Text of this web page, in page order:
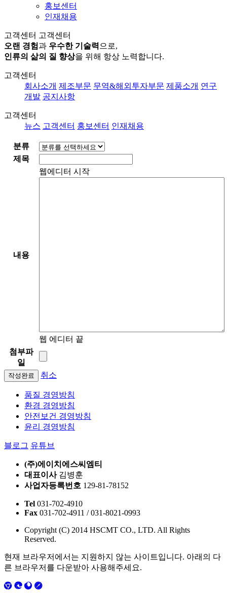
홍보센터
인재채용
고객센터 고객센터
오랜 경험과 우수한 기술력 으로,
인류의 삶의 질 향상을 위해 항상 노력합니다.
고객센터
회사소개 제조부문 무역&해외투자부문 제품소개 연구
개발 공지사항
고객센터
뉴스 고객센터 홍보센터 인재채용
분류
제목
내용
웹에디터 시작
웹 에디터 끝
첨부파
일
취소
품질 경영방침
환경 경영방침
안전보건 경영방침
윤리 경영방침
블로그 유튜브
(주)에이치에스씨엠티
대표이사김병훈
사업자등록번호 129-81-78152
Tel 031-702-4910
Fax 031-702-4911 / 031-8021-0993
Copyright (C) 2014 HSCMT CO., LTD. All Rights
Reserved.
현재 브라우저에서는 지원하지 않는 사이트입니다. 아래의 다
른 브라우저를 다운받아 사용해주세요.